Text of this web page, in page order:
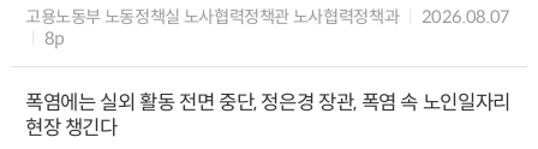
고용노동부 노동정책실 노사협력정책관 노사협력정책과
2026.08.07
8p
폭염에는 실외 활동 전면 중단, 정은경 장관, 폭염 속 노인일자리
현장 챙긴다